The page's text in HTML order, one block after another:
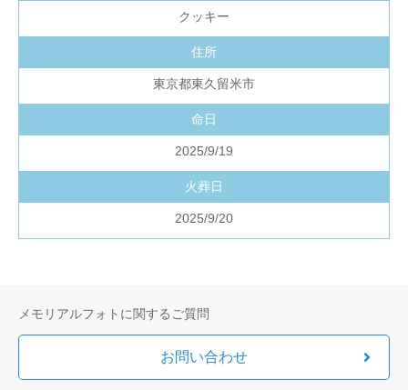
クッキー
住所
東京都東久留米市
命日
2025/9/19
火葬日
2025/9/20
メモリアルフォトに関するご質問
お問い合わせ